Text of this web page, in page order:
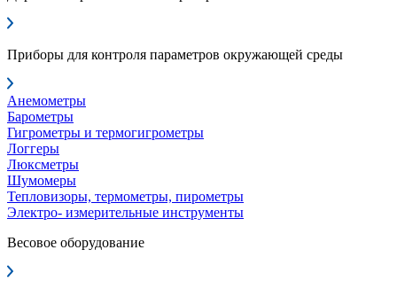
Приборы для контроля параметров окружающей среды
Анемометры
Барометры
Гигрометры и термогигрометры
Логгеры
Люксметры
Шумомеры
Тепловизоры, термометры, пирометры
Электро- измерительные инструменты
Весовое оборудование